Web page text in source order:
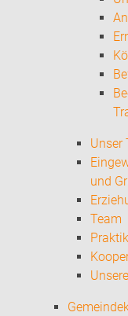
Unser
und
Team